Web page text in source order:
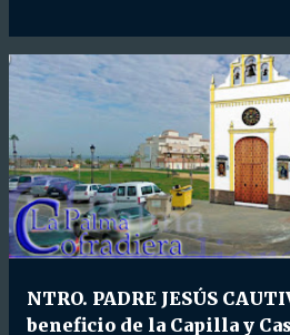
NTRO. PADRE JESÚS
beneficio de la Capilla y